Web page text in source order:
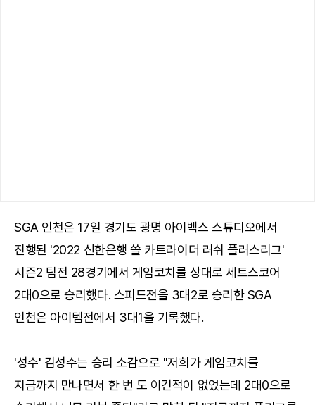
SGA 인천은 17일 경기도 광명 아이벡스 스튜디오에서
진행된 '2022 신한은행 쏠 카트라이더 러쉬 플러스리그'
시즌2 팀전 28경기에서 게임코치를 상대로 세트스코어
2대0으로 승리했다. 스피드전을 3대2로 승리한 SGA
인천은 아이템전에서 3대1을 기록했다.
'성수' 김성수는 승리 소감으로 "저희가 게임코치를
지금까지 만나면서 한 번 도 이긴적이 없었는데 2대0으로